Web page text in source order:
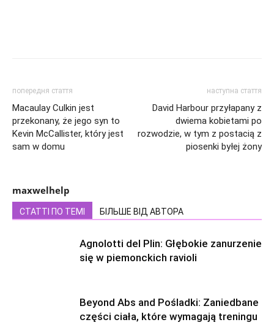
попередня стаття
Macaulay Culkin jest
przekonany, że jego syn to
Kevin McCallister, który jest
sam w domu
наступна стаття
David Harbour przyłapany z
dwiema kobietami po
rozwodzie, w tym z postacią z
piosenki byłej żony
maxwelhelp
СТАТТІ ПО ТЕМІ БІЛЬШЕ ВІД АВТОРА
Agnolotti del Plin: Głębokie zanurzenie
się w piemonckich ravioli
Beyond Abs and Pośladki: Zaniedbane
części ciała, które wymagają treningu